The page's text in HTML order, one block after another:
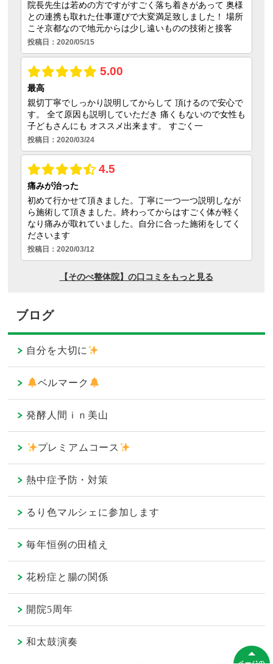
ブログ
自分を大切に
ベルマーク
発酵人間ｉｎ美山
プレミアムコース
熱中症予防・対策
るり色マルシェに参加します
毎年恒例の田植え
花粉症と腸の関係
開院5周年
和太鼓演奏